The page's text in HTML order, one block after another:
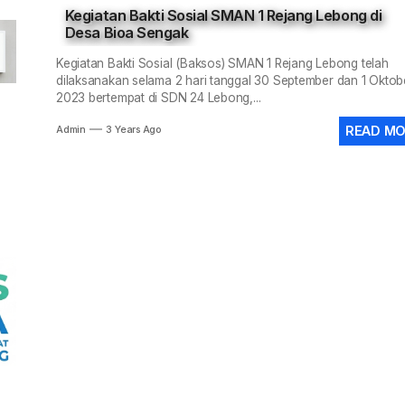
SMANSA Pramabansa Juara Umum di Mahoni Championship
1 Rejang Lebong Masuk Top 100 Nasional SIMT
0409/Rejang Lebong Renovasi Lapangan Basket SMAN 1
SMANSA Sistem Manajemen Arsip dan Informasi Surat,
Kegiatan Bakti Sosial SMAN 1 Rejang Lebong di
Desa Bioa Sengak
Kegiatan Bakti Sosial (Baksos) SMAN 1 Rejang Lebong telah
dilaksanakan selama 2 hari tanggal 30 September dan 1
2023 bertempat di SDN 24 Lebong,...
Admin 3 Years Ago READ